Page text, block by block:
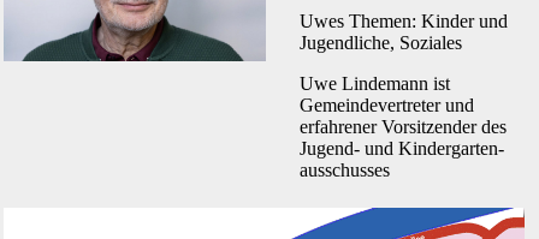
Uwes Themen: Kinder und
Jugendliche, Soziales
Uwe Lindemann ist
Gemeinde­vertreter und
erfahrener Vor­sitzender des
Jugend- und Kinder­garten­
ausschusses